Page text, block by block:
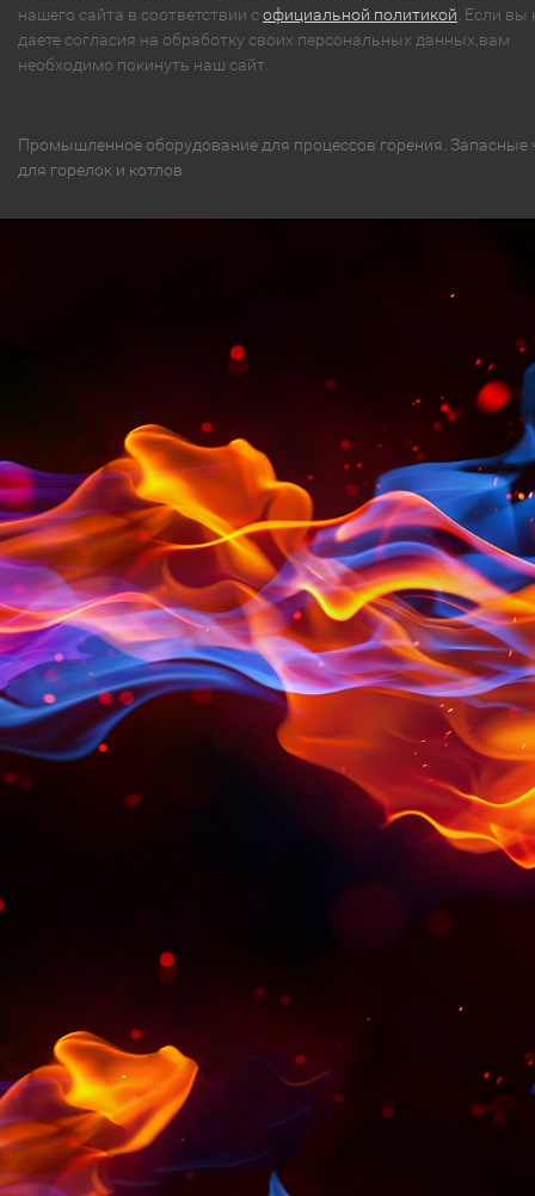
нашего сайта в соответствии софициальной политикой . Если вы
даете согласия на обработку своих персональных данных,вам
необходимо покинуть наш сайт.
Промышленное оборудование для процессов горения. Запасные
для горелок и котлов